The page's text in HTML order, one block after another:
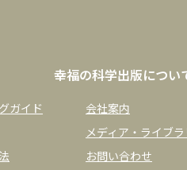
ガイド
幸福の科学出版につい
会社案内
メディア・ライブラ
お問い合わせ